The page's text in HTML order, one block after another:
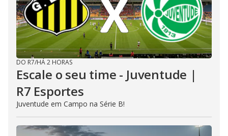
DO R7/HÁ 2 HORAS
Escale o seu time - Juventude |
R7 Esportes
Juventude em Campo na Série B!